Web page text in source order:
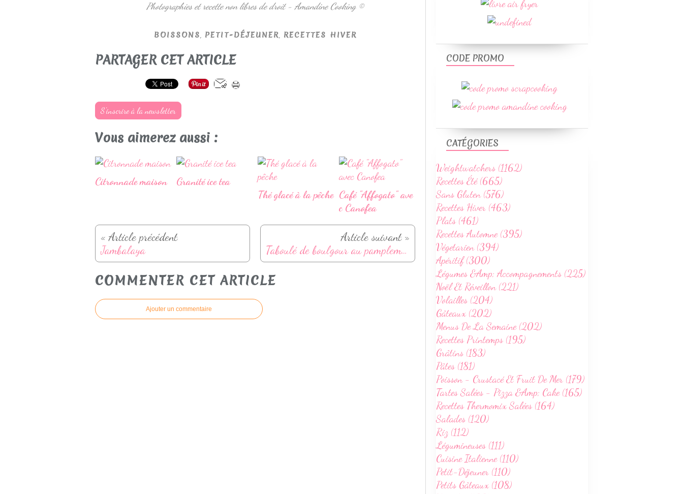
Photographies et recette non libres de droit - Amandine Cooking ©
BOISSONS, PETIT-DÉJEUNER, RECETTES HIVER
PARTAGER CET ARTICLE
S'inscrire à la newsletter
Vous aimerez aussi :
Citronnade maison
Granité ice tea
Thé glacé à la pêche Café "Affogato" ave
c Canofea
« Article précédent
Jambalaya
Article suivant »
Taboulé de boulgour au pamplemousse
COMMENTER CET ARTICLE
Ajouter un commentaire
CATÉGORIES
Weightwatchers (1162)
Recettes Été (665)
Sans Gluten (576)
Recettes Hiver (463)
Plats (461)
Recettes Automne (395)
Végetarien (394)
Apéritif (300)
Légumes &Amp; Accompagnements (225)
Noël Et Réveillon (221)
Volailles (204)
Gâteaux (202)
Menus De La Semaine (202)
Recettes Printemps (195)
Grâtins (183)
Pâtes (181)
Poisson - Crustacé Et Fruit De Mer (179)
Tartes Salées - Pizza &Amp; Cake (165)
Recettes Thermomix Salées (164)
Salades (120)
Riz (112)
Légumineuses (111)
Cuisine Italienne (110)
Petit-Déjeuner (110)
Petits Gâteaux (108)
CODE PROMO